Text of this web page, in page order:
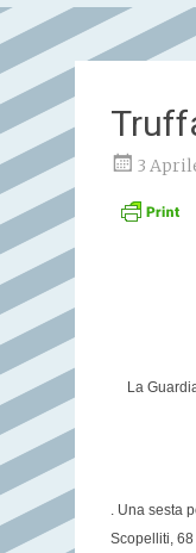
3
La
. Una sesta
Scopelliti,